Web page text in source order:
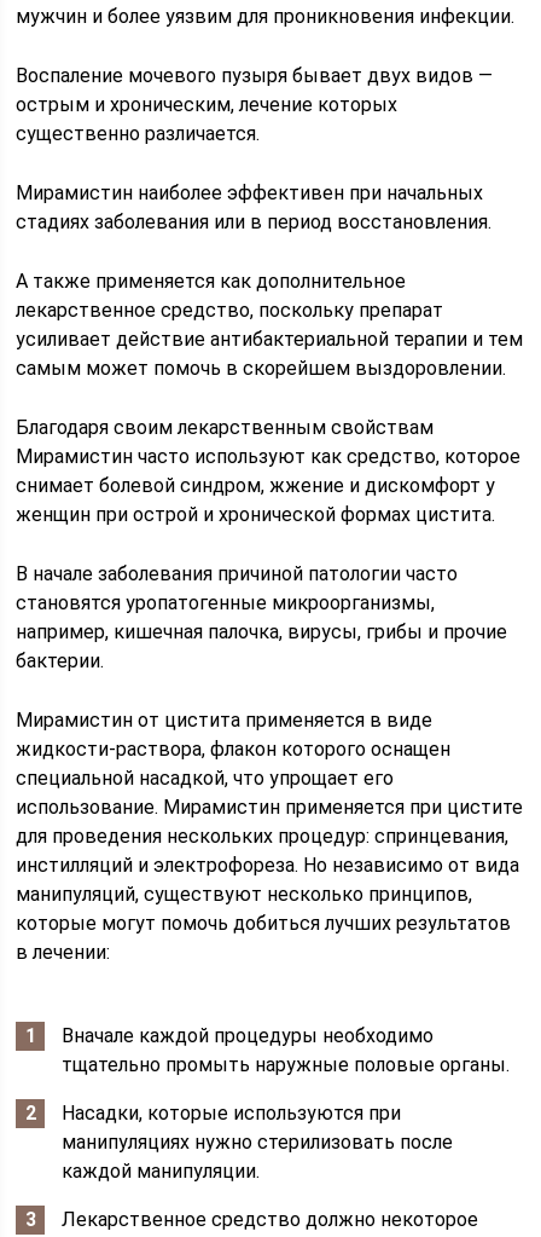
мужчин и более уязвим для проникновения инфекции.
Воспаление мочевого пузыря бывает двух видов —
острым и хроническим, лечение которых
существенно различается.
Мирамистин наиболее эффективен при начальных
стадиях заболевания или в период восстановления.
А также применяется как дополнительное
лекарственное средство, поскольку препарат
усиливает действие антибактериальной терапии и тем
самым может помочь в скорейшем выздоровлении.
Благодаря своим лекарственным свойствам
Мирамистин часто используют как средство, которое
снимает болевой синдром, жжение и дискомфорт у
женщин при острой и хронической формах цистита.
В начале заболевания причиной патологии часто
становятся уропатогенные микроорганизмы,
например, кишечная палочка, вирусы, грибы и прочие
бактерии.
Мирамистин от цистита применяется в виде
жидкости-раствора, флакон которого оснащен
специальной насадкой, что упрощает его
использование. Мирамистин применяется при цистите
для проведения нескольких процедур: спринцевания,
инстилляций и электрофореза. Но независимо от вида
манипуляций, существуют несколько принципов,
которые могут помочь добиться лучших результатов
в лечении:
Вначале каждой процедуры необходимо
тщательно промыть наружные половые органы.
Насадки, которые используются при
манипуляциях нужно стерилизовать после
каждой манипуляции.
Лекарственное средство должно некоторое